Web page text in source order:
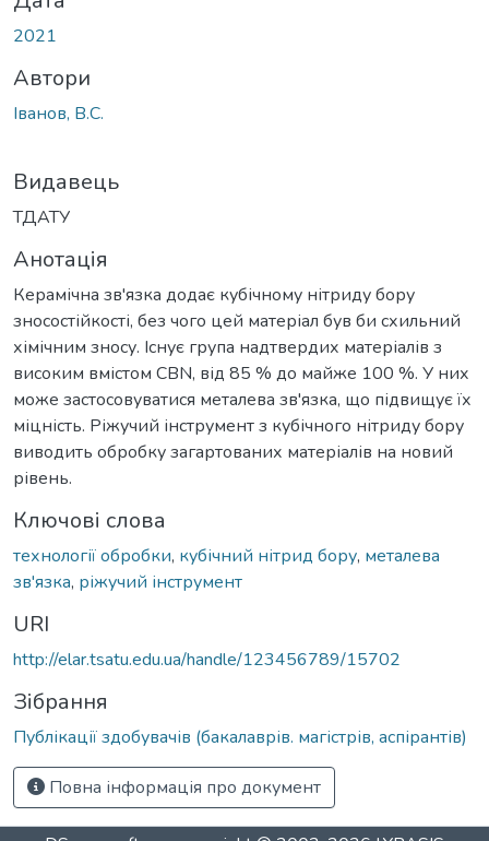
2021
Автори
Іванов, В.С.
Видавець
ТДАТУ
Анотація
Керамічна зв'язка додає кубічному нітриду бору
зносостійкості, без чого цей матеріал був би схильний
хімічним зносу. Існує група надтвердих матеріалів з
високим вмістом CBN, від 85 % до майже 100 %. У них
може застосовуватися металева зв'язка, що підвищує їх
міцність. Ріжучий інструмент з кубічного нітриду бору
виводить обробку загартованих матеріалів на новий
рівень.
Ключові слова
технології обробки, кубічний нітрид бору, металева
зв'язка, ріжучий інструмент
URI
http://elar.tsatu.edu.ua/handle/123456789/15702
Зібрання
Публікації здобувачів (бакалаврів. магістрів, аспірантів)
Повна інформація про документ